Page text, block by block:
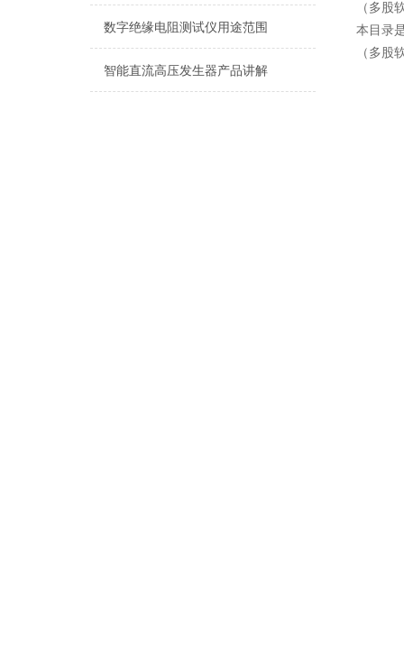
数字绝缘电阻测试仪用途范围
智能直流高压发生器产品讲解
（多股
本目录
（多股